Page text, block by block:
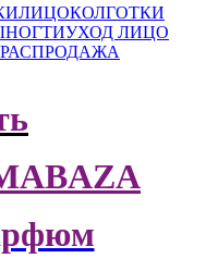
ЛИЦОКОЛГОТКИ
НОГТИУХОД ЛИЦО
РАСПРОДАЖА